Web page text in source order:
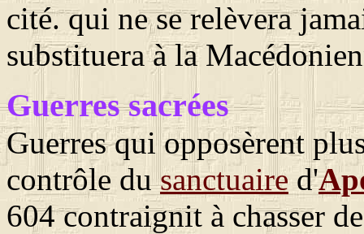
cité. qui ne se relèvera
substituera à la
Guerres sacrées
Guerres qui opposèrent
contrôle dusanctuaire d'
604 contraignit à chasser